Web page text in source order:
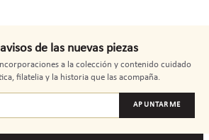
de las nuevas piezas
a la colección y contenido cuidado
filatelia y la historia que las acompaña.
APUNTARME